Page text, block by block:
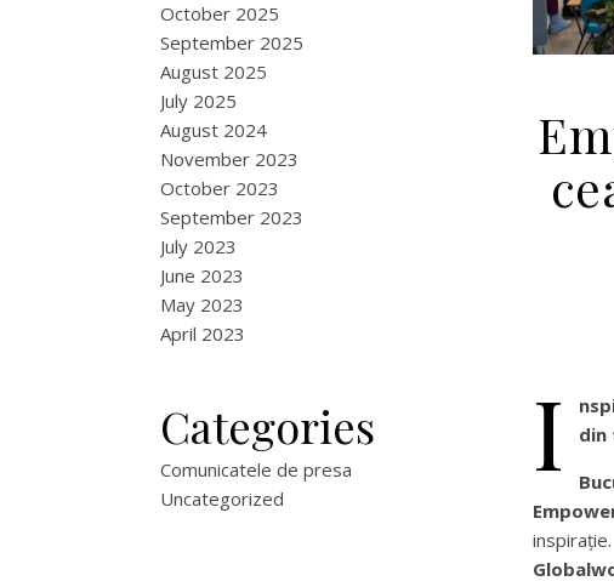
October 2025
September 2025
August 2025
July 2025
August 2024
November 2023
October 2023
September 2023
July 2023
June 2023
May 2023
April 2023
Categories
Comunicatele de presa
Uncategorized
I
din